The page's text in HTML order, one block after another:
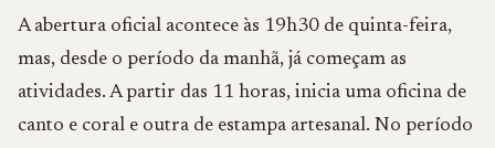
A abertura oficial acontece às 19h30 de quinta-feira,
mas, desde o período da manhã, já começam as
atividades. A partir das 11 horas, inicia uma oficina de
canto e coral e outra de estampa artesanal. No período